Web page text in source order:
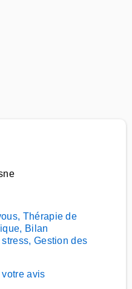
Thérapie de
Bilan
Gestion des
avis